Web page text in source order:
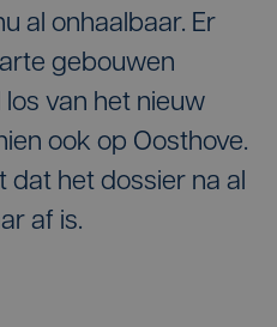
al onhaalbaar. Er
gebouwen
van het nieuw
ook op Oosthove.
dat het dossier na al
af is.